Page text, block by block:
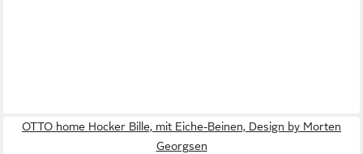
OTTO home Hocker Bille, mit Eiche-Beinen, Design by Morten
Georgsen